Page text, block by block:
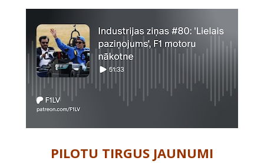
PILOTU TIRGUS JAUNUMI